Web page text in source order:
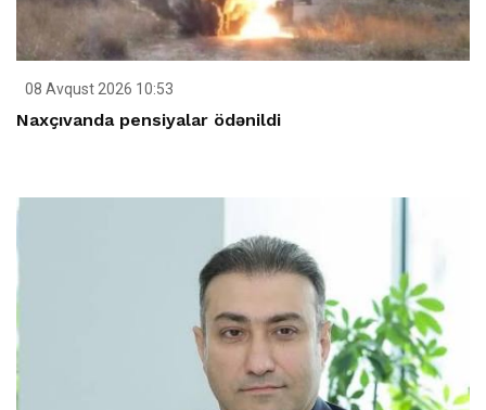
08 Avqust 2026 10:53
Naxçıvanda pensiyalar ödənildi